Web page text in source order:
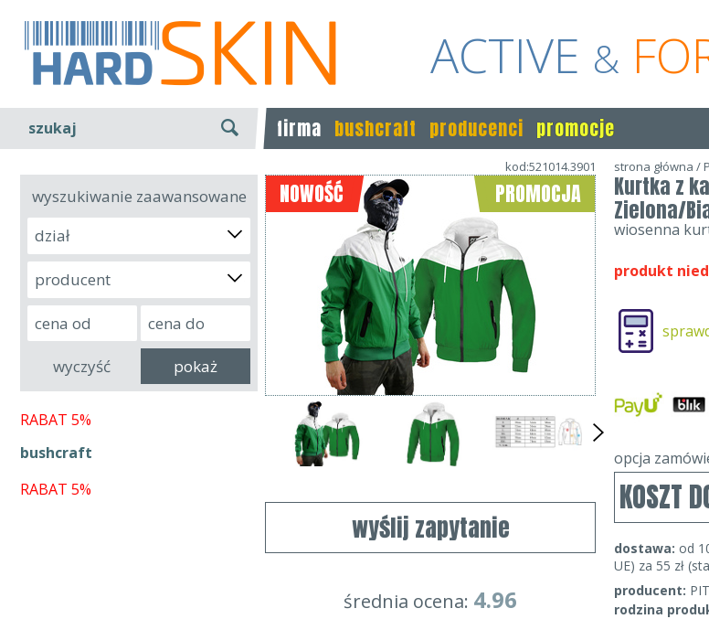
ACTIVE &
szukaj firma bushcraft producenci promocje
wyszukiwanie zaawansowane
dział
producent
RABAT 5%
bushcraft
RABAT 5%
kod:521014.3901
PROMOCJA
NOWOŚĆ
wyślij zapytanie
średnia ocena: 4.96
strona główna /
Kurtka z
Zielona/
wiosenna
produkt
opcja
KOSZT
dostawa: od
UE) za 55 zł
producent:
rodzina